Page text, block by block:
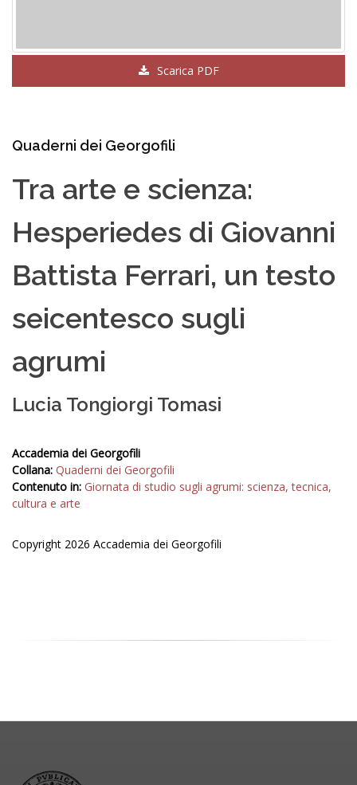
Scarica PDF
Quaderni dei Georgofili
Tra arte e scienza:
Hesperiedes di Giovanni
Battista Ferrari, un testo
seicentesco sugli
agrumi
Lucia Tongiorgi Tomasi
Accademia dei Georgofili
Collana: Quaderni dei Georgofili
Contenuto in: Giornata di studio sugli agrumi: scienza, tecnica,
cultura e arte
Copyright 2026 Accademia dei Georgofili